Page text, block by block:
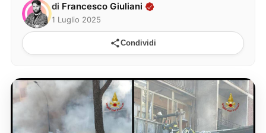
di Francesco Giuliani
1 Luglio 2025
Condividi